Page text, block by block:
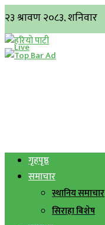
गृहपृष्ठ
समाचार
स्थानिय समाचार
सिराहा बिशेष